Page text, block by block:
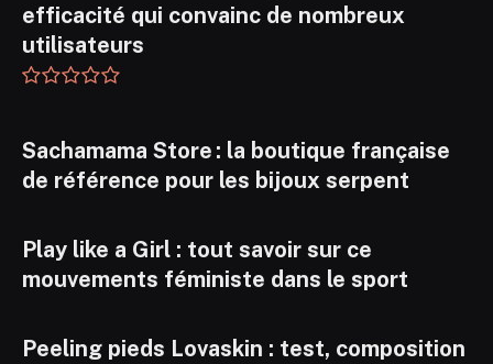
efficacité qui convainc de nombreux
utilisateurs
Sachamama Store : la boutique française
de référence pour les bijoux serpent
Play like a Girl : tout savoir sur ce
mouvements féministe dans le sport
Peeling pieds Lovaskin : test, composition